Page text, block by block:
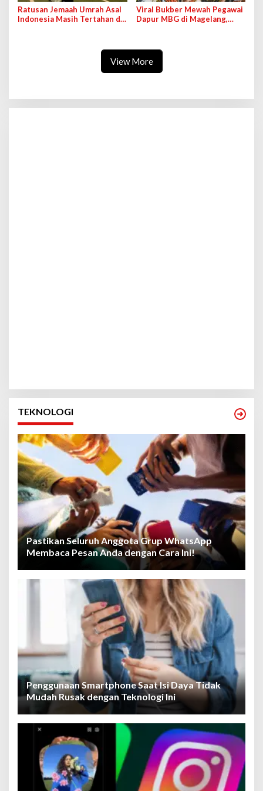
Ratusan Jemaah Umrah Asal
Indonesia Masih Tertahan di
Viral Bukber Mewah Pegawai
Dapur MBG di Magelang,
View More
TEKNOLOGI
Pastikan Seluruh Anggota Grup WhatsApp
Membaca Pesan Anda dengan Cara Ini!
Penggunaan Smartphone Saat Isi Daya Tidak
Mudah Rusak dengan Teknologi Ini